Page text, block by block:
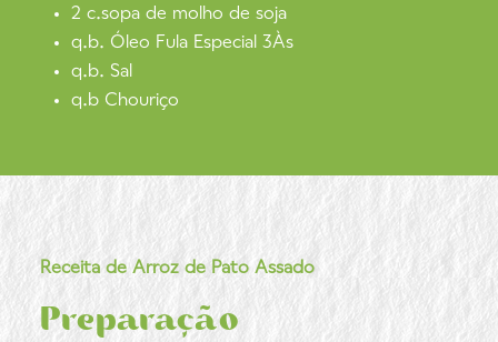
Receita de Arroz de Pato Assado
Preparação
2 c.sopa de molho de soja
q.b. Óleo Fula Especial 3Às
q.b. Sal
q.b Chouriço